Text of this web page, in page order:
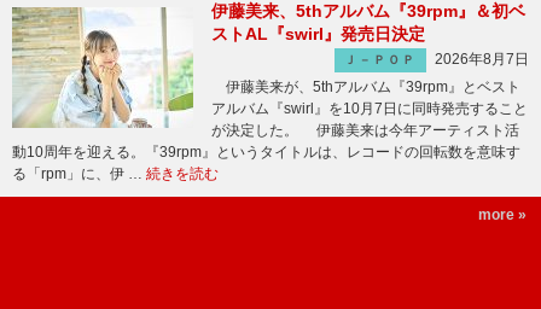
伊藤美来、5thアルバム『39rpm』＆初ベ
ストAL『swirl』発売日決定
Ｊ－ＰＯＰ
2026年8月7日
伊藤美来が、5thアルバム『39rpm』とベスト
アルバム『swirl』を10月7日に同時発売すること
が決定した。 伊藤美来は今年アーティスト活
動10周年を迎える。『39rpm』というタイトルは、レコードの回転数を意味す
る「rpm」に、伊 … 続きを読む
more »